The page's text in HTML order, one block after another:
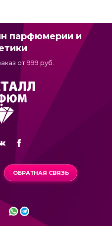
парфюмерии и
от 999 руб.
ОБРАТНАЯ СВЯЗЬ